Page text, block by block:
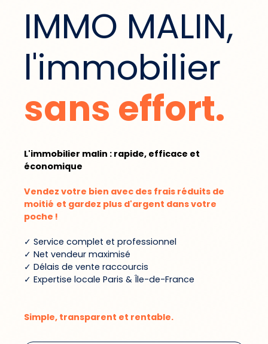
IMMO MALIN,
l'immobilier
sans effort.
L'immobilier malin : rapide, efficace et
économique
Vendez votre bien avec des frais réduits de
moitié et gardez plus d'argent dans votre
poche !
✓ Service complet et professionnel
✓ Net vendeur maximisé
✓ Délais de vente raccourcis
✓ Expertise locale Paris & Île-de-France
Simple, transparent et rentable.